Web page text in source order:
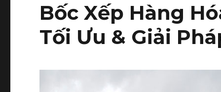
Bốc Xếp Hàng
Tối Ưu & Giải